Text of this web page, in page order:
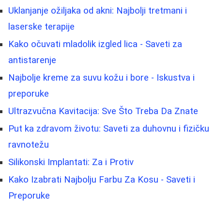
Uklanjanje ožiljaka od akni: Najbolji tretmani i
laserske terapije
Kako očuvati mladolik izgled lica - Saveti za
antistarenje
Najbolje kreme za suvu kožu i bore - Iskustva i
preporuke
Ultrazvučna Kavitacija: Sve Što Treba Da Znate
Put ka zdravom životu: Saveti za duhovnu i fizičku
ravnotežu
Silikonski Implantati: Za i Protiv
Kako Izabrati Najbolju Farbu Za Kosu - Saveti i
Preporuke